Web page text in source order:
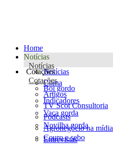
Home
Notícias
Notícias
Notícias
Clima
Artigos
TV Scot Consultoria
Podcasts
Agronegócio na mídia
Entrevistas
Cotações
Cotações
Boi gordo
Indicadores
Vaca gorda
Novilha gorda
Couro e sebo